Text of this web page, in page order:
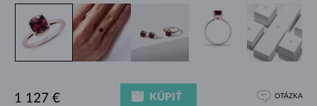
1 127 € KÚPIŤ OTÁZKA